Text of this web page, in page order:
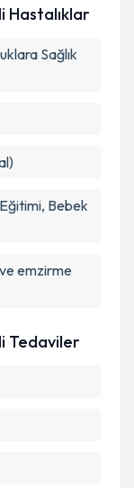
Hastalıklar
Sağlık
Bebek
emzirme
Tedaviler